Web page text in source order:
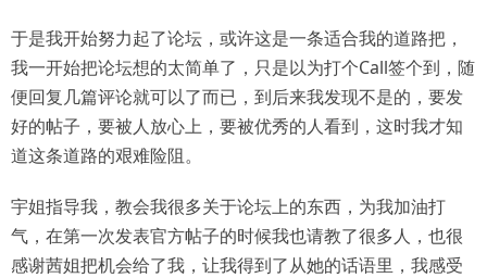
于是我开始努力起了论坛，或许这是一条适合我的道路把，
我一开始把论坛想的太简单了，只是以为打个Call签个到，随
便回复几篇评论就可以了而已，到后来我发现不是的，要发
好的帖子，要被人放心上，要被优秀的人看到，这时我才知
道这条道路的艰难险阻。
宇姐指导我，教会我很多关于论坛上的东西，为我加油打
气，在第一次发表官方帖子的时候我也请教了很多人，也很
感谢茜姐把机会给了我，让我得到了从她的话语里，我感受